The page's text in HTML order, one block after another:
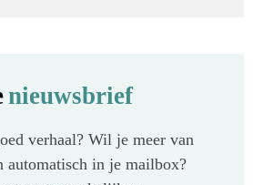
nieuwsbrief
verhaal? Wil je meer van
automatisch in je mailbox?